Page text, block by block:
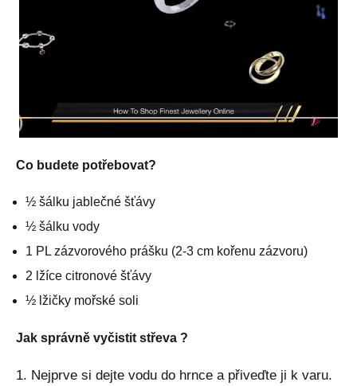
Co budete potřebovat?
½ šálku jablečné šťávy
½ šálku vody
1 PL zázvorového prášku (2-3 cm kořenu zázvoru)
2 lžíce citronové šťávy
½ lžičky mořské soli
Jak správně vyčistit střeva ?
1. Nejprve si dejte vodu do hrnce a přiveďte ji k varu.